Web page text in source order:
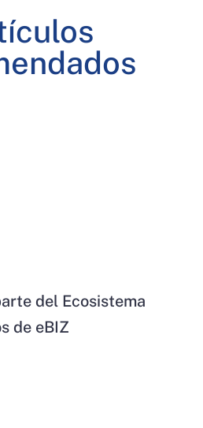
del Ecosistema
de eBIZ